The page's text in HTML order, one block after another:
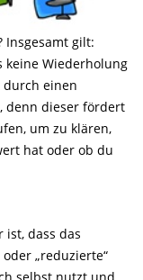
Insgesamt gilt:
keine Wiederholung
einen
denn dieser fördert
um zu klären,
hat oder ob du
dass das
„reduzierte“